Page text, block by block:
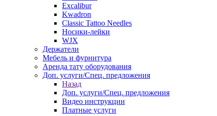
Excalibur
Kwadron
Classic Tattoo Needles
Носики-лейки
WJX
Держатели
Мебель и фурнитура
Аренда тату оборудования
Доп. услуги/Спец. предложения
Назад
Доп. услуги/Спец. предложения
Видео инструкции
Платные услуги